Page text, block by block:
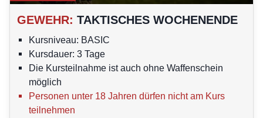
GEWEHR: TAKTISCHES WOCHENENDE
Kursniveau: BASIC
Kursdauer: 3 Tage
Die Kursteilnahme ist auch ohne Waffenschein
möglich
Personen unter 18 Jahren dürfen nicht am Kurs
teilnehmen